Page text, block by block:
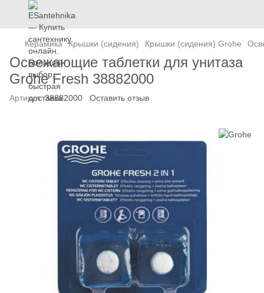
Керамика Крышки (сидения) Крышки (сидения) Grohe
Освежающие таблетки для унитаза
Grohe Fresh 38882000
Артикул:38882000 Оставить отзыв